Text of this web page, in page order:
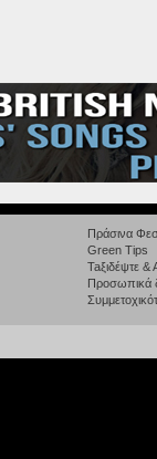
Πράσινα
Green Tips
Taξιδέψτε
Προσωπικά